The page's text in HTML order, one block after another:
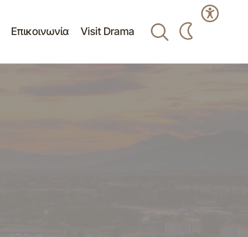
Επικοινωνία Visit Drama
που